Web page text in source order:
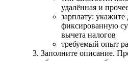
удалённая и
зарплату:
фиксированную
вычета налогов
требуемый опыт
Заполните описание.